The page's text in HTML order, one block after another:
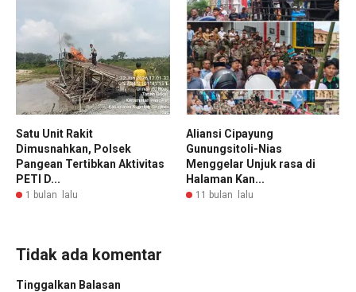
Satu Unit Rakit
Dimusnahkan, Polsek
Pangean Tertibkan Aktivitas
PETI D...
1 bulan lalu
Aliansi Cipayung
Gunungsitoli-Nias
Menggelar Unjuk rasa di
Halaman Kan...
11 bulan lalu
Tidak ada komentar
Tinggalkan Balasan